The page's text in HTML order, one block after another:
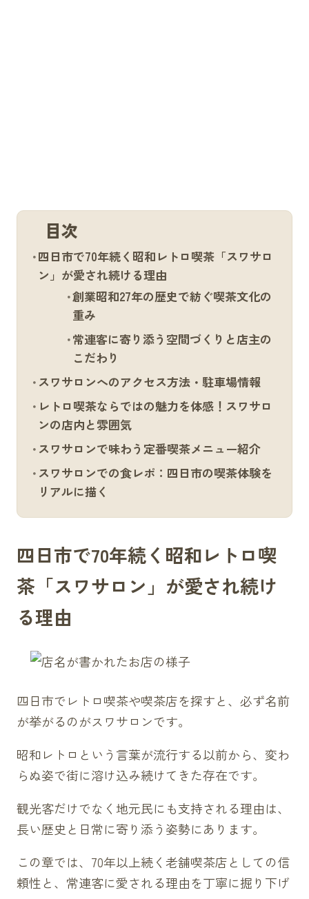
目次
四日市で70年続く昭和レトロ喫茶「スワサロ
ン」が愛され続ける理由
創業昭和27年の歴史で紡ぐ喫茶文化の
重み
常連客に寄り添う空間づくりと店主の
こだわり
スワサロンへのアクセス方法・駐車場情報
レトロ喫茶ならではの魅力を体感！スワサロ
ンの店内と雰囲気
スワサロンで味わう定番喫茶メニュー紹介
スワサロンでの食レポ：四日市の喫茶体験を
リアルに描く
四日市で70年続く昭和レトロ喫
茶「スワサロン」が愛され続け
る理由
四日市でレトロ喫茶や喫茶店を探すと、必ず名前
が挙がるのがスワサロンです。
昭和レトロという言葉が流行する以前から、変わ
らぬ姿で街に溶け込み続けてきた存在です。
観光客だけでなく地元民にも支持される理由は、
長い歴史と日常に寄り添う姿勢にあります。
この章では、70年以上続く老舗喫茶店としての信
頼性と、常連客に愛される理由を丁寧に掘り下げ